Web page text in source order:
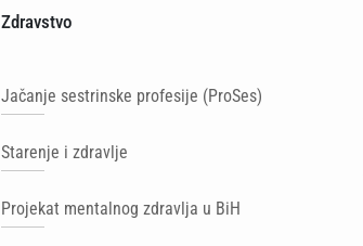
Zdravstvo
Jačanje sestrinske profesije (ProSes)
Starenje i zdravlje
Projekat mentalnog zdravlja u BiH